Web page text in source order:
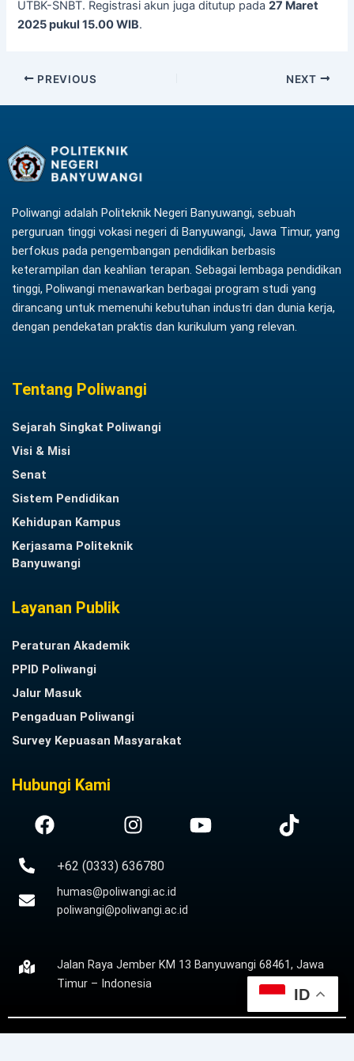
UTBK-SNBT. Registrasi akun juga ditutup pada27 Maret
2025 pukul 15.00 WIB.
PREVIOUS NEXT
Poliwangi adalah Politeknik Negeri Banyuwangi, sebuah
perguruan tinggi vokasi negeri di Banyuwangi, Jawa Timur, yang
berfokus pada pengembangan pendidikan berbasis
keterampilan dan keahlian terapan. Sebagai lembaga pendidikan
tinggi, Poliwangi menawarkan berbagai program studi yang
dirancang untuk memenuhi kebutuhan industri dan dunia kerja,
dengan pendekatan praktis dan kurikulum yang relevan.
Tentang Poliwangi
Sejarah Singkat Poliwangi
Visi & Misi
Senat
Sistem Pendidikan
Kehidupan Kampus
Kerjasama Politeknik
Banyuwangi
Layanan Publik
Peraturan Akademik
PPID Poliwangi
Jalur Masuk
Pengaduan Poliwangi
Survey Kepuasan Masyarakat
Hubungi Kami
+62 (0333) 636780
humas@poliwangi.ac.id
poliwangi@poliwangi.ac.id
Jalan Raya Jember KM 13 Banyuwangi 68461, Jawa
Timur – Indonesia
ID